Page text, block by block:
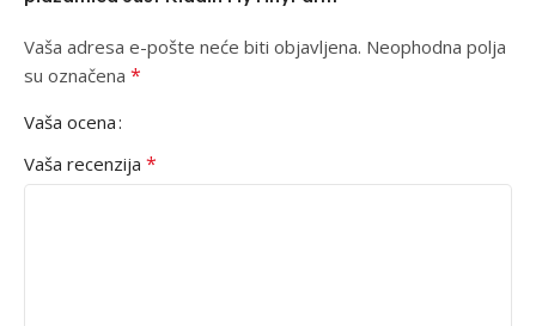
Vaša adresa e-pošte neće biti objavljena. Neophodna polja
su označena *
Vaša ocena
Vaša recenzija *